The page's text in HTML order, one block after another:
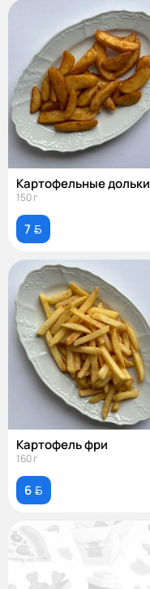
Картофельные дольки
150 г
7 
Картофель фри
160 г
6 